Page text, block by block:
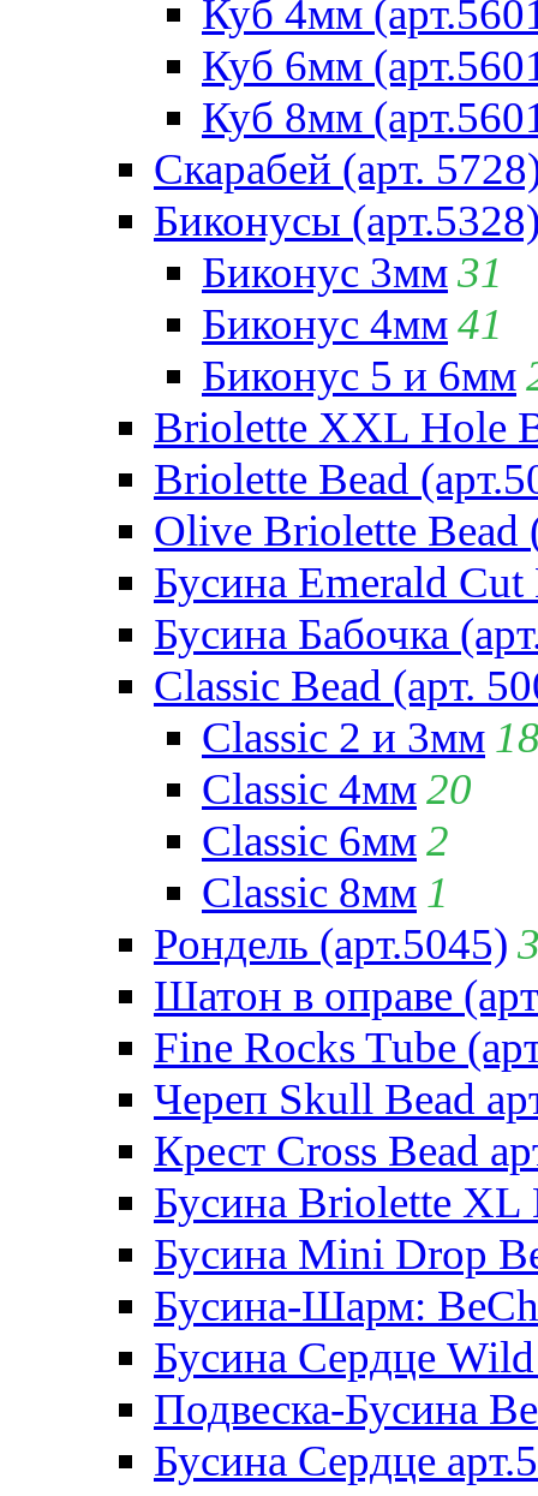
Куб 4мм
Куб 6мм
Куб 8мм
Скарабей (арт.
Биконусы
Биконус 3мм31
Биконус 4мм41
Биконус 5 и 6мм
Briolette XXL Hole
Briolette Bead
Olive Briolette Bead
Бусина Emerald Cut
Бусина Бабочка
Classic Bead (арт.
Classic 2 и 3мм
Classic 4мм20
Classic 6мм2
Classic 8мм 1
Рондель (арт.5045)
Шатон в оправе
Fine Rocks Tube
Череп Skull Bead
Крест Cross Bead
Бусина Briolette XL
Бусина Mini Drop
Бусина-Шарм:
Бусина Сердце
Подвеска-Бусина
Бусина Сердце